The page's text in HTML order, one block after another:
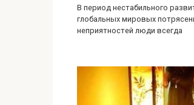
В период нестабильного
глобальных мировых
неприятностей люди всегда